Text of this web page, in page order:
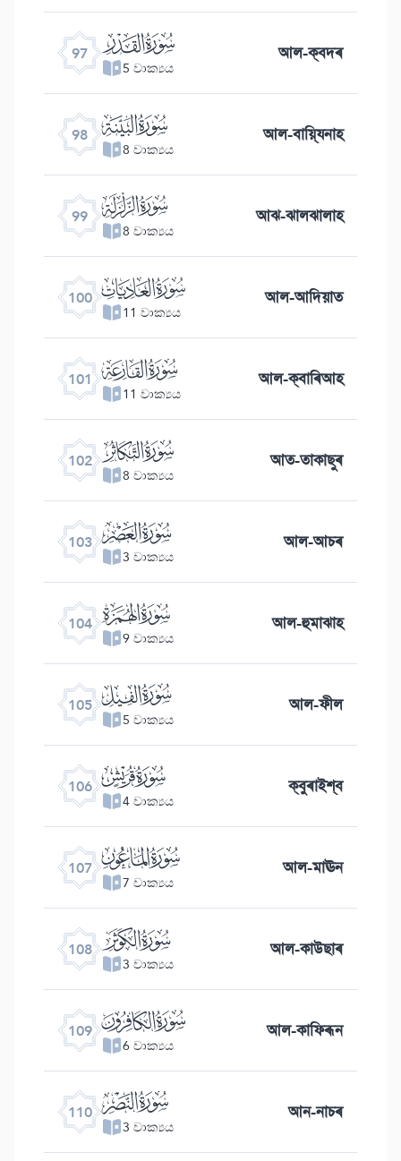
97 ﰎ
5 වාක්‍යය আল-ক্বদৰ
98 ﰏ
8 වාක්‍යය আল-বায়্যিনাহ
99 ﰐ
8 වාක්‍යය আঝ-ঝালঝালাহ
100 ﰑ
11 වාක්‍යය আল-আদিয়াত
101 ﰒ
11 වාක්‍යය আল-ক্বাৰিআহ
102 ﰓ
8 වාක්‍යය আত-তাকাছুৰ
103 ﰔ
3 වාක්‍යය আল-আচৰ
104 ﰕ
9 වාක්‍යය আল-হুমাঝাহ
105 ﰖ
5 වාක්‍යය আল-ফীল
106 ﰗ
4 වාක්‍යය ক্বুৰাইশ্ব
107 ﰘ
7 වාක්‍යය আল-মাঊন
108 ﰙ
3 වාක්‍යය আল-কাউছাৰ
109 ﰚ
6 වාක්‍යය আল-কাফিৰূন
110 ﰛ
3 වාක්‍යය আন-নাচৰ